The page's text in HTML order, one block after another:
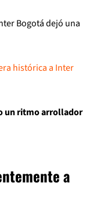
Bogotá dejó una
histórica a Inter
un ritmo arrollador
a